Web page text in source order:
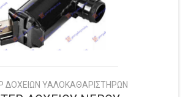
ΔΟΧΕΙΩΝ ΥΑΛΟΚΑΘΑΡΙΣΤΗΡΩΝ